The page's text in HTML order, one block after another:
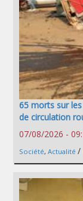
65 morts sur
de circulation
07/08/2026 -
Société, Actualité /